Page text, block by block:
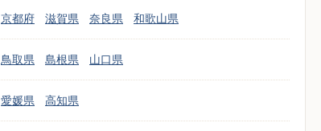
京都府 滋賀県 奈良県 和歌山県
鳥取県 島根県 山口県
愛媛県 高知県